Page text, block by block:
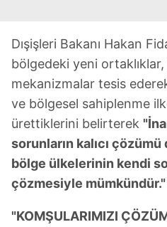
Dışişleri Bakanı Hakan
bölgedeki yeni
mekanizmalar tesis
ve bölgesel sahiplenme
ürettiklerini belirterek
sorunların kalıcı
bölge ülkelerinin kendi
çözmesiyle mümkündür."
"KOMŞULARIMIZI